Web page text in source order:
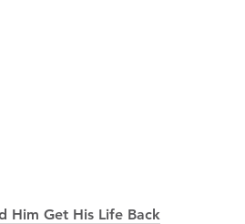
Him Get His Life Back